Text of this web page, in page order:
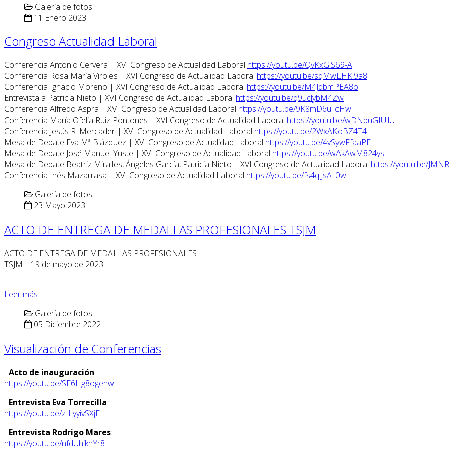
Galería de fotos
11 Enero 2023
Congreso Actualidad Laboral
Conferencia Antonio Cervera | XVI Congreso de Actualidad Laboral https://youtu.be/QvKxGiS69-A
Conferencia Rosa María Viroles | XVI Congreso de Actualidad Laboral https://youtu.be/sqMwLHKl9a8
Conferencia Ignacio Moreno | XVI Congreso de Actualidad Laboral https://youtu.be/M4JdbmPEA8o
Entrevista a Patricia Nieto | XVI Congreso de Actualidad Laboral https://youtu.be/q9uclybM4Zw
Conferencia Alfredo Aspra | XVI Congreso de Actualidad Laboral https://youtu.be/9K8mD6u_cHw
Conferencia María Ofelia Ruiz Pontones | XVI Congreso de Actualidad Laboral https://youtu.be/wDNbuGIUllU
Conferencia Jesús R. Mercader | XVI Congreso de Actualidad Laboral https://youtu.be/2WxAKoBZ4T4
Mesa de Debate Eva Mª Blázquez | XVI Congreso de Actualidad Laboral https://youtu.be/4vSywFfaaPE
Mesa de Debate José Manuel Yuste | XVI Congreso de Actualidad Laboral https://youtu.be/wAkAwM824ys
Mesa de Debate Beatriz Miralles, Ángeles García, Patricia Nieto | XVI Congreso de Actualidad Laboral https://youtu.be/
Conferencia Inés Mazarrasa | XVI Congreso de Actualidad Laboral https://youtu.be/fs4qlJsA_0w
Galería de fotos
23 Mayo 2023
ACTO DE ENTREGA DE MEDALLAS PROFESIONALES TSJM
ACTO DE ENTREGA DE MEDALLAS PROFESIONALES
TSJM – 19 de mayo de 2023
Leer más...
Galería de fotos
05 Diciembre 2022
Visualización de Conferencias
-Acto de inauguración:
https://youtu.be/SE6Hg8ogehw
- Entrevista Eva Torrecilla:
https://youtu.be/z-LyyivSXjE
- Entrevista Rodrigo Mares:
https://youtu.be/nfdUhikhYr8